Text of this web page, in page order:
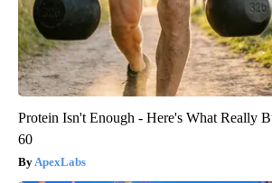
Protein Isn't Enough - Here's What Really
60
ApexLabs